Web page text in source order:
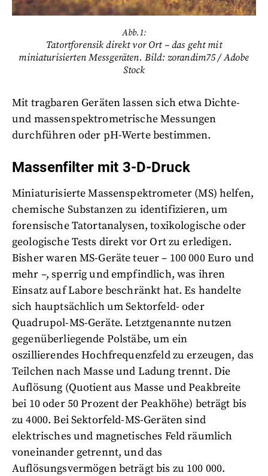
Abb.1:
Tatortforensik direkt vor Ort – das geht mit
miniaturisierten Messgeräten. Bild: zorandim75 / Adobe
Stock
Mit tragbaren Geräten lassen sich etwa Dichte-
und massenspektrometrische Messungen
durchführen oder pH-Werte bestimmen.
Massenfilter mit 3-D-Druck
Miniaturisierte Massenspektrometer (MS) helfen,
chemische Substanzen zu identifizieren, um
forensische Tatortanalysen, toxikologische oder
geologische Tests direkt vor Ort zu erledigen.
Bisher waren MS-Geräte teuer – 100 000 Euro und
mehr –, sperrig und empfindlich, was ihren
Einsatz auf Labore beschränkt hat. Es handelte
sich hauptsächlich um Sektorfeld- oder
Quadrupol-MS-Geräte. Letztgenannte nutzen
gegenüberliegende Polstäbe, um ein
oszillierendes Hochfrequenzfeld zu erzeugen, das
Teilchen nach Masse und Ladung trennt. Die
Auflösung (Quotient aus Masse und Peakbreite
bei 10 oder 50 Prozent der Peakhöhe) beträgt bis
zu 4000. Bei Sektorfeld-MS-Geräten sind
elektrisches und magnetisches Feld räumlich
voneinander getrennt, und das
Auflösungsvermögen beträgt bis zu 100 000.